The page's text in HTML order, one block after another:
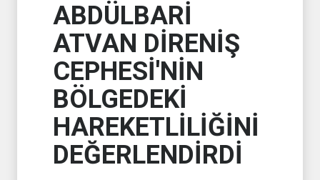
ABDÜLBARİ
ATVAN DİRENİŞ
CEPHESİ'NİN
BÖLGEDEKİ
HAREKETLİLİĞİNİ
DEĞERLENDİRDİ